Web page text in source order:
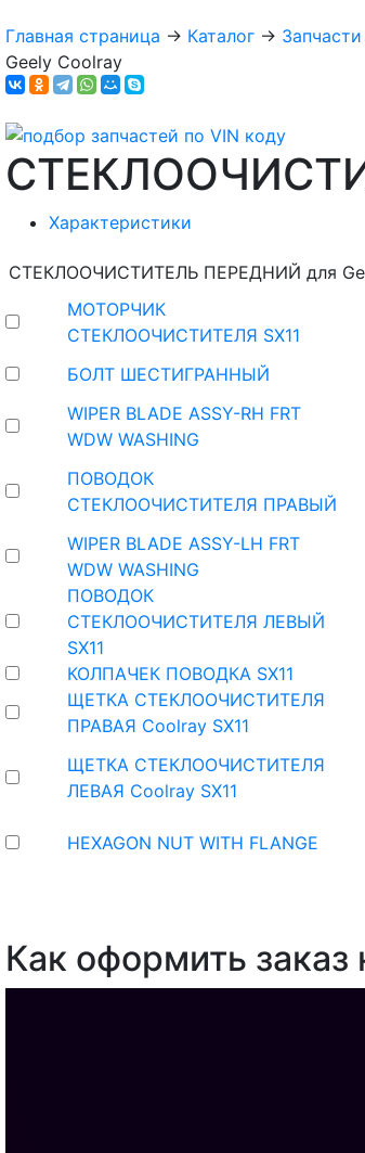
Главная страница → Каталог →
Geely Coolray
Характеристики
СТЕКЛООЧИСТИТЕЛЬ ПЕРЕДНИЙ для
МОТОРЧИК
СТЕКЛООЧИСТИТЕЛЯ SX11
БОЛТ ШЕСТИГРАННЫЙ
WIPER BLADE ASSY-RH FRT
WDW WASHING
ПОВОДОК
СТЕКЛООЧИСТИТЕЛЯ ПРАВЫЙ
WIPER BLADE ASSY-LH FRT
WDW WASHING
ПОВОДОК
СТЕКЛООЧИСТИТЕЛЯ ЛЕВЫЙ
SX11
КОЛПАЧЕК ПОВОДКА SX11
ЩЕТКА СТЕКЛООЧИСТИТЕЛЯ
ПРАВАЯ Coolray SX11
ЩЕТКА СТЕКЛООЧИСТИТЕЛЯ
ЛЕВАЯ Coolray SX11
HEXAGON NUT WITH FLANGE
Как оформить